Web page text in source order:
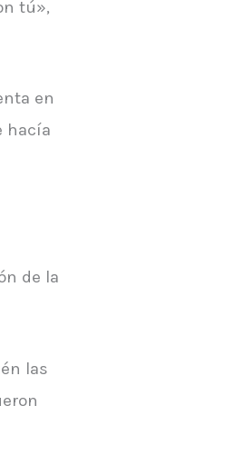
tú»,
en
hacía
de la
las